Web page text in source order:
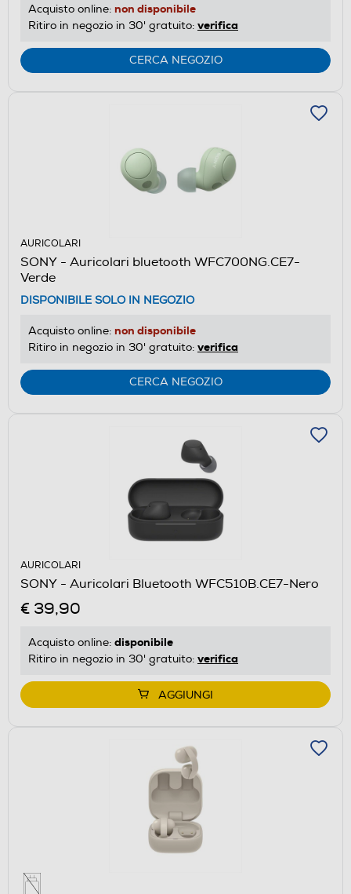
Acquisto online: non disponibile
Ritiro in negozio in 30' gratuito: verifica
CERCA NEGOZIO
AURICOLARI
SONY - Auricolari bluetooth WFC700NG.CE7-
Verde
DISPONIBILE SOLO IN NEGOZIO
Acquisto online: non disponibile
Ritiro in negozio in 30' gratuito: verifica
CERCA NEGOZIO
AURICOLARI
SONY - Auricolari Bluetooth WFC510B.CE7-Nero
€ 39,90
Acquisto online: disponibile
Ritiro in negozio in 30' gratuito: verifica
AGGIUNGI